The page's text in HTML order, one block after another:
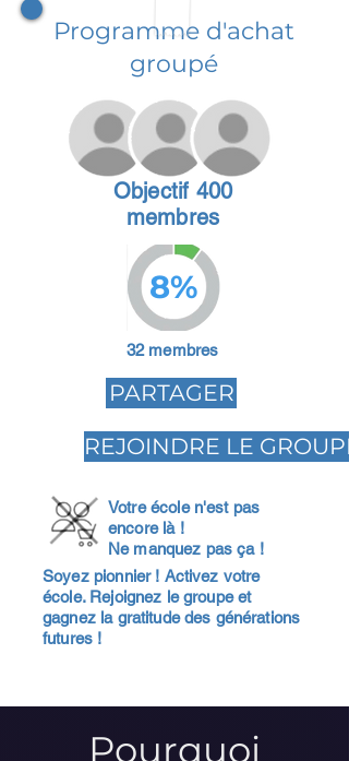
Programme d'achat
groupé
Objectif 400
membres
8%
32 membres
PARTAGER
REJOINDRE LE GROUPE
Votre école n'est pas
encore là !
Ne manquez pas ça !
Soyez pionnier ! Activez votre
école. Rejoignez le groupe et
gagnez la gratitude des générations
futures !
Pourquoi